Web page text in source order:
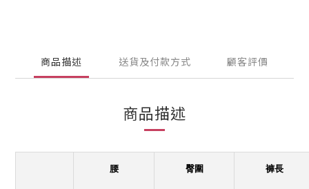
商品描述 送貨及付款方式 顧客評價
商品描述
腰 臀圍 褲長